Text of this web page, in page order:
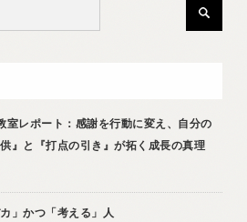
レポート：感謝を行動に変え、自分の
』と『打点の引き』が拓く成長の真理
」かつ「考える」人